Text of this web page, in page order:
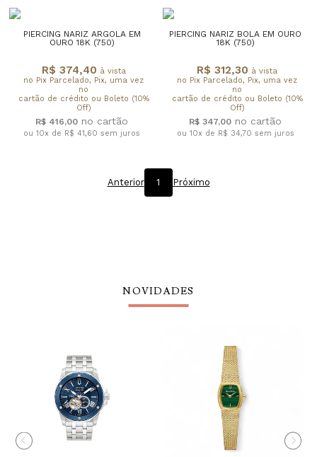
PIERCING NARIZ ARGOLA EM
OURO 18K (750)
R$ 374,40 à vista
no Pix Parcelado, Pix, uma vez
no
cartão de crédito ou Boleto (10%
Off)
R$ 416,00
ou 10x de R$ 41,60 sem juros
PIERCING NARIZ BOLA EM OURO
18K (750)
R$ 312,30 à vista
no Pix Parcelado, Pix, uma vez
no
cartão de crédito ou Boleto (10%
Off)
R$ 347,00
ou 10x de R$ 34,70 sem juros
Anterior 1 Próximo
NOVIDADES